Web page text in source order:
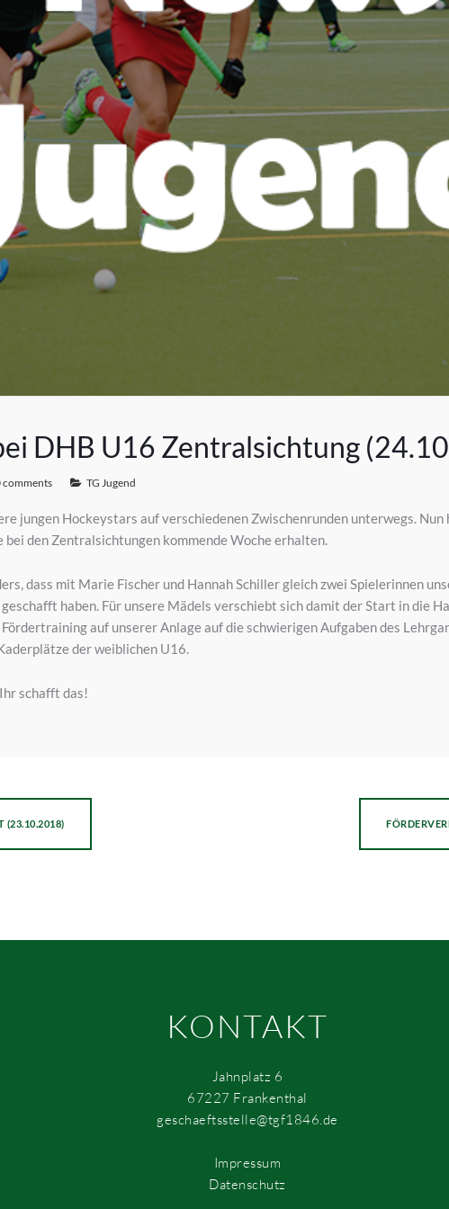
DHB U16 Zentralsichtung
comments TG Jugend
jungen Hockeystars auf verschiedenen Zwischenrunden unterwegs.
den Zentralsichtungen kommende Woche erhalten.
dass mit Marie Fischer und Hannah Schiller gleich zwei Spielerinnen
haben. Für unsere Mädels verschiebt sich damit der Start in die
auf unserer Anlage auf die schwierigen Aufgaben des
der weiblichen U16.
schafft das!
(23.10.2018)
KONTAKT
Jahnplatz 6
67227 Frankenthal
geschaeftsstelle@tgf1846.de
Impressum
Datenschutz